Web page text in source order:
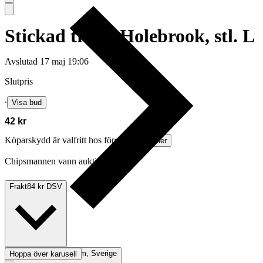
Stickad tröja, Holebrook, stl. L
Avslutad 17 maj 19:06
Slutpris
∙ Visa bud
42 kr
Köparskydd är valfritt hos företag.
Läs mer
Chipsmannen vann auktionen
Frakt84 kr DSV
Avhämtning Stockholm, Sverige
Hoppa över karusell